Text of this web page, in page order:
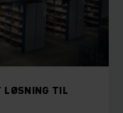
LØSNING TIL